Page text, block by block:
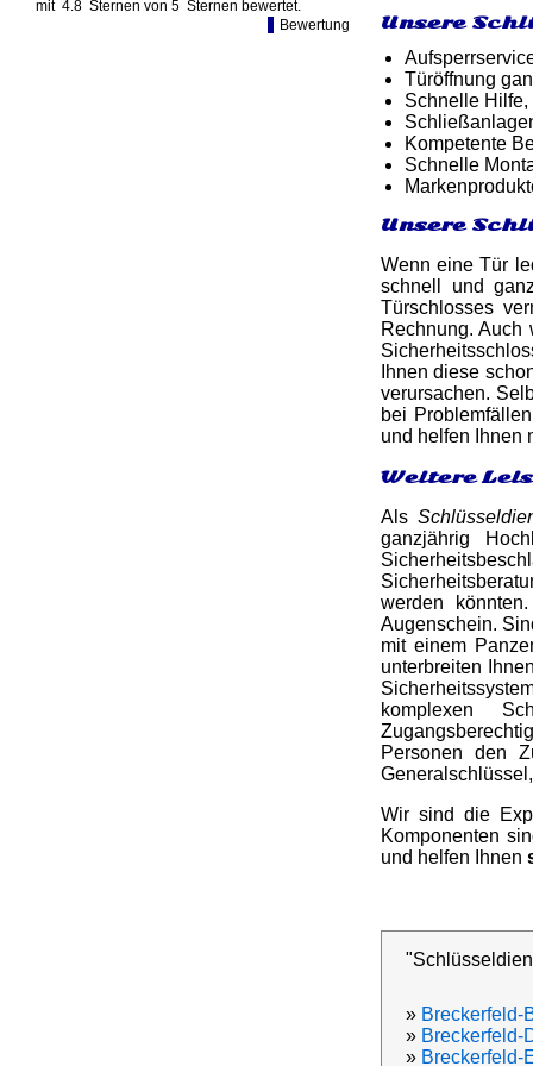
mit 4.8 Sternen von 5 Sternen bewertet.
Bewertung
Unsere
Türöffnung
Schnelle Hilfe,
Kompetente
Schnelle
Unsere
Wenn eine Tür
schnell und
Türschlosses
Rechnung.
Ihnen diese
verursachen.
bei
und helfen Ihnen
Weitere
Als
ganzjährig
werden
Augenschein.
mit einem
unterbreiten
komplexen
Personen den
Wir sind die
Komponenten
und helfen Ihnen
» Breckerfeld-
» Breckerfeld-
» Breckerfeld-